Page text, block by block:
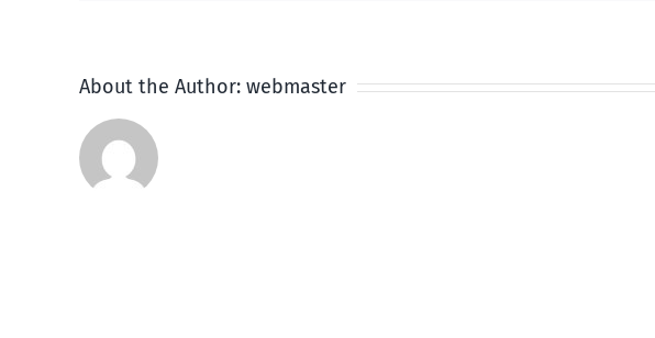
About the Author: webmaster